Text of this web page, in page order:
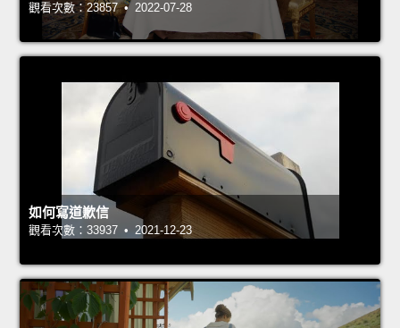
觀看次數：23857 • 2022-07-28
如何寫道歉信
觀看次數：33937 • 2021-12-23